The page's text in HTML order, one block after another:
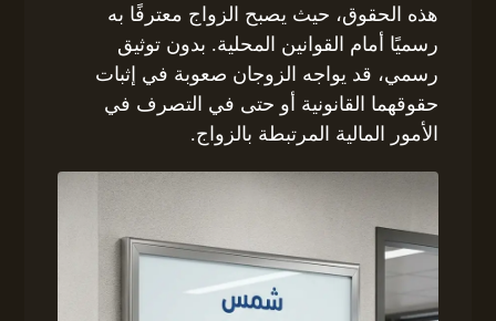
هذه الحقوق، حيث يصبح الزواج معترفًا به
رسميًا أمام القوانين المحلية. بدون توثيق
رسمي، قد يواجه الزوجان صعوبة في إثبات
حقوقهما القانونية أو حتى في التصرف في
الأمور المالية المرتبطة بالزواج.